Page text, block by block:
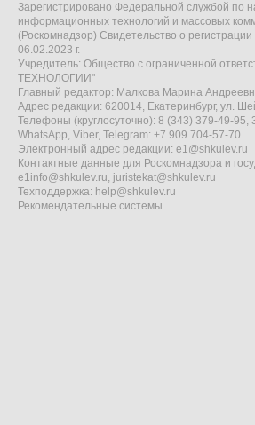
Зарегистрировано Федеральной службой по
информационных технологий и массовых
(Роскомнадзор) Свидетельство о
06.02.2023 г.
Учредитель: Общество с ограниченной
ТЕХНОЛОГИИ"
Главный редактор: Малкова Марина
Адрес редакции: 620014, Екатеринбург, ул.
Телефоны (круглосуточно): 8 (343) 379-49-95,
WhatsApp, Viber, Telegram: +7 909 704-57-70
Электронный адрес редакции: e1@shkulev.ru
Контактные данные для Роскомнадзора и
e1info@shkulev.ru, juristekat@shkulev.ru
Техподдержка: help@shkulev.ru
Рекомендательные системы